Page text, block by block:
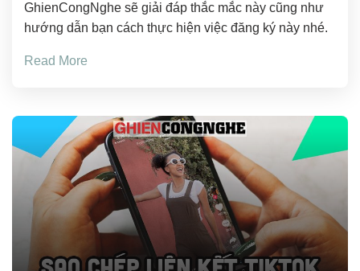
GhienCongNghe sẽ giải đáp thắc mắc này cũng như
hướng dẫn bạn cách thực hiện việc đăng ký này nhé.
Read More